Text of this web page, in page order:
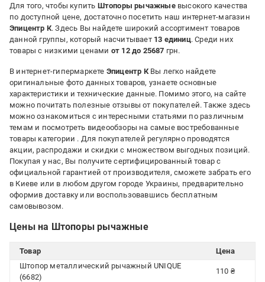
хромированных элементах, надеюсь, что не силумин. И
производство, как и ожидалось, Китай.
Для того, чтобы купить Штопоры рычажныевысокого качества
по доступной цене, достаточно посетить наш интернет-магазин
Эпицентр К. Здесь Вы найдете широкий ассортимент товаров
данной группы, который насчитывает 13 единиц. Среди них
товары с низкими ценами от 12 до 25687 грн.
В интернет-гипермаркете Эпицентр КВы легко найдете
оригинальные фото данных товаров, узнаете основные
характеристики и технические данные. Помимо этого, на сайте
можно почитать полезные отзывы от покупателей. Также здесь
можно ознакомиться с интересными статьями по различным
темам и посмотреть видеообзоры на самые востребованные
товары категории . Для покупателей регулярно проводятся
акции, распродажи и скидки с множеством выгодных позиций.
Покупая у нас, Вы получите сертифицированный товар с
официальной гарантией от производителя, сможете забрать его
в Киеве или в любом другом городе Украины, предварительно
оформив доставку или воспользовавшись бесплатным
самовывозом.
Цены на Штопоры рычажные
Товар
Цена
Штопор металлический рычажный UNIQUE
(6682)
110 ₴